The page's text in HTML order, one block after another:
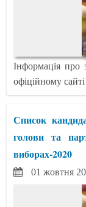
Інформація про
офіційному
Список
голови та
виборах-2020
01 жовтня